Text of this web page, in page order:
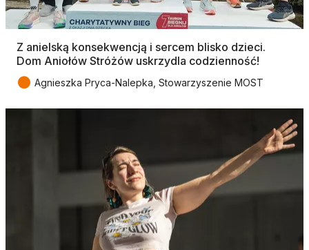
Z anielską konsekwencją i sercem blisko dzieci.
Dom Aniołów Stróżów uskrzydla codzienność!
● Agnieszka Pryca-Nalepka, Stowarzyszenie MOST